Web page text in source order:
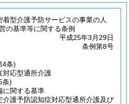
着型介護予防サービスの事業の人
の基準等に関する条例
平成25年3月29日
条例第8号
条)
対応型通所介護
条)
に関する基準
介護予防認知症対応型通所介護及び